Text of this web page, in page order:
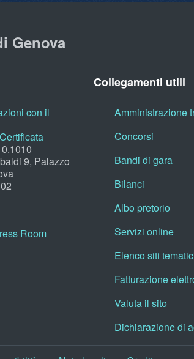
Genova
con il
9, Palazzo
Room
Collegamenti utili
Amministrazione
Concorsi
Bandi di gara
Bilanci
Albo pretorio
Servizi online
Elenco siti
Fatturazione
Valuta il sito
Dichiarazione di